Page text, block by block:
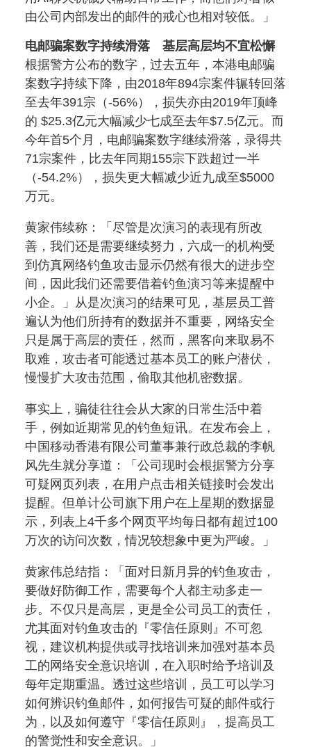
由公司内部发出的邮件的戒心也相对较低。」
电邮骗案数字持续滑落 基层高层均不宜松懈
根据警方公布的数字，过去五年，本港电邮骗
案数字持续下降，由2018年894宗案件辗转回落
至去年391宗（-56%），损失亦由2019年顶峰
的 $25.3亿元大幅减少七成至去年$7.5亿元。而
今年首5个月，电邮骗案数字继续滑落，录得共
71宗案件，比去年同期155宗下跌超过一半
（-54.2%），损失更大幅减少近九成至$5000
万元。
黄家伟续称：「尽管是次演习的表现有所改
善，我们还是需要继续努力，六成一的机构受
到仿真网络钓鱼攻击显示仍然有很大的进步空
间，因此我们还需要借着钓鱼演习等来提醒中
小企。」从是次演习的结果可见，基层员工普
遍认为他们所持有的数据并不重要，网络安全
只是属于高层的责任，然而，黑客向来取易不
取难，攻击者可能透过基本员工的账户潜伏，
慢慢扩大攻击范围，偷取其他机密数据。
事实上，骗徒往往会从大家的日常生活中着
手，例如近期常见的钓鱼短讯。在发布会上，
中国移动香港有限公司董事兼行政总裁的李帆
风先生就分享道：「公司现时会根据警方分享
可疑网页列表，在用户点击相关链接时会发出
提醒。但单计公司旗下用户在上星期的数据显
示，列表上4千多个网页平均每日都有超过100
万次的访问次数，情况较想象中更为严峻。」
黄家伟总结指：「面对日新月异的钓鱼攻击，
要做好防御工作，需要每个人都主动多走一
步。不仅只是高层，更是全公司员工的责任，
尤其面对钓鱼攻击的『零信任原则』不可忽
视，建议机构提供或寻找培训来加强对基本员
工的网络安全意识培训，在入职时给予培训及
每年定期重温。透过这些培训，员工可以学习
如何辨识钓鱼邮件，如何报告可疑的邮件或行
为，以及如何遵守『零信任原则』，提高员工
的警觉性和安全意识。」